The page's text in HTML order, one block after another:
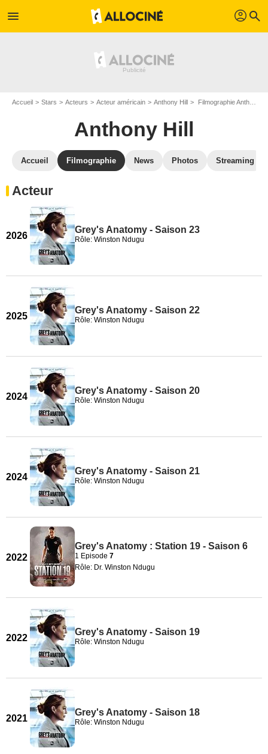
menu profil search
Accueil Stars Acteurs Acteur américain Anthony Hill Filmographie Anthony Hill
Anthony Hill
Accueil Filmographie News Photos Streaming
Acteur
2026
Grey's Anatomy - Saison 23
Rôle: Winston Ndugu
2025
Grey's Anatomy - Saison 22
Rôle: Winston Ndugu
2024
Grey's Anatomy - Saison 20
Rôle: Winston Ndugu
2024
Grey's Anatomy - Saison 21
Rôle: Winston Ndugu
2022
Grey's Anatomy : Station 19 - Saison 6
1 Episode 7
Rôle: Dr. Winston Ndugu
2022
Grey's Anatomy - Saison 19
Rôle: Winston Ndugu
2021
Grey's Anatomy - Saison 18
Rôle: Winston Ndugu